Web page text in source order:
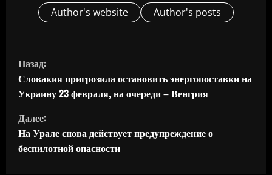
Author's website Author's posts
П
р
о
д
о
Назад:
Словакия пригрозила остановить энергопоставки на
Украину 23 февраля, на очереди – Венгрия
Далее:
На Урале снова действует предупреждение о
беспилотной опасности